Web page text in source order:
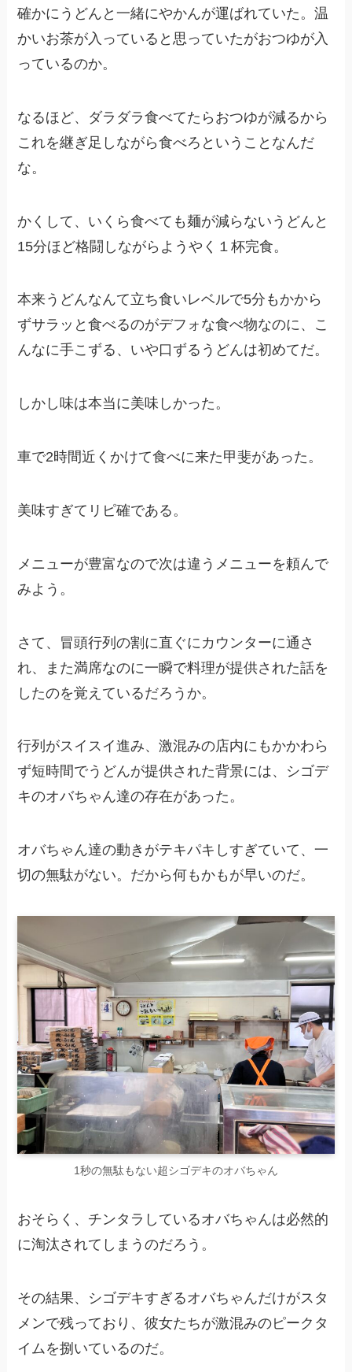
確かにうどんと一緒にやかんが運ばれていた。温
かいお茶が入っていると思っていたがおつゆが入
っているのか。
なるほど、ダラダラ食べてたらおつゆが減るから
これを継ぎ足しながら食べろということなんだ
な。
かくして、いくら食べても麺が減らないうどんと
15分ほど格闘しながらようやく１杯完食。
本来うどんなんて立ち食いレベルで5分もかから
ずサラッと食べるのがデフォな食べ物なのに、こ
んなに手こずる、いや口ずるうどんは初めてだ。
しかし味は本当に美味しかった。
車で2時間近くかけて食べに来た甲斐があった。
美味すぎてリピ確である。
メニューが豊富なので次は違うメニューを頼んで
みよう。
さて、冒頭行列の割に直ぐにカウンターに通さ
れ、また満席なのに一瞬で料理が提供された話を
したのを覚えているだろうか。
行列がスイスイ進み、激混みの店内にもかかわら
ず短時間でうどんが提供された背景には、シゴデ
キのオバちゃん達の存在があった。
オバちゃん達の動きがテキパキしすぎていて、一
切の無駄がない。だから何もかもが早いのだ。
1秒の無駄もない超シゴデキのオバちゃん
おそらく、チンタラしているオバちゃんは必然的
に淘汰されてしまうのだろう。
その結果、シゴデキすぎるオバちゃんだけがスタ
メンで残っており、彼女たちが激混みのピークタ
イムを捌いているのだ。